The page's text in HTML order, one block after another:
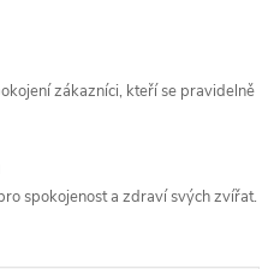
zákazníci, kteří se pravidelně
spokojenost a zdraví svých zvířat.